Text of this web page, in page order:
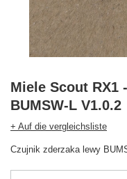
Miele Scout RX1
BUMSW-L V1.0.2
+ Auf die vergleichsliste
Czujnik zderzaka lewy